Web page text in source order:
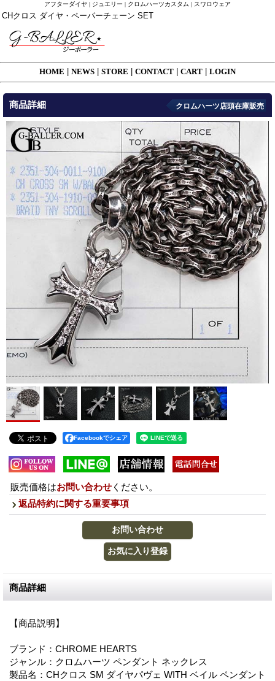
アフターダイヤ | ジュエリー | クロムハーツカスタム | スワロウェア
CHクロス ダイヤ・ペーパーチェーン SET
HOME NEWS STORE CONTACT CART LOGIN
商品詳細 クロムハーツ店頭在庫販売
Facebookでシェア
販売価格はお問い合わせ ください。
返品特約に関する重要事項
商品詳細
【商品説明】
ブランド：CHROME HEARTS
ジャンル：クロムハーツ ペンダント ネックレス
製品名：CHクロス SM ダイヤパヴェ WITH ベイル ペンダント